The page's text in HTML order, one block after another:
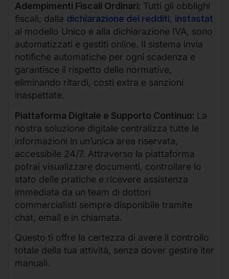
Adempimenti Fiscali Ordinari: Tutti gli obblighi
fiscali, dalla dichiarazione dei redditi, instastat
al modello Unico e alla dichiarazione IVA, sono
automatizzati e gestiti online. Il sistema invia
notifiche automatiche per ogni scadenza e
garantisce il rispetto delle normative,
eliminando ritardi, costi extra e sanzioni
inaspettate.
Piattaforma Digitale e Supporto Continuo: La
nostra soluzione digitale centralizza tutte le
informazioni in un’unica area riservata,
accessibile 24/7. Attraverso la piattaforma
potrai visualizzare documenti, controllare lo
stato delle pratiche e ricevere assistenza
immediata da un team di dottori
commercialisti sempre disponibile tramite
chat, email e in chiamata.
Questo ti offre la certezza di avere il controllo
totale della tua attività, senza dover gestire iter
manuali.